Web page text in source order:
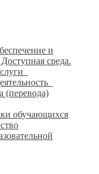
и
среда.
(перевода)
обучающихся